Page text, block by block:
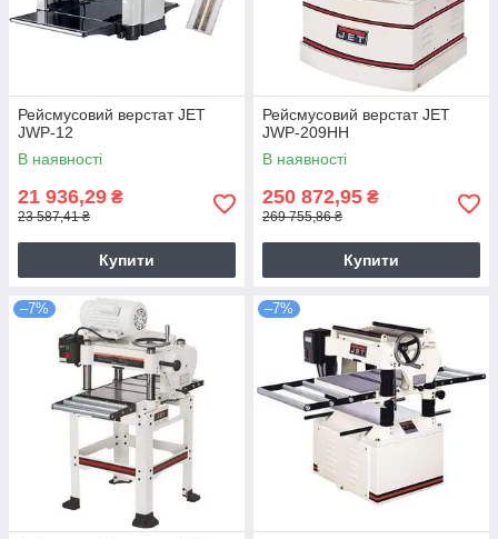
Рейсмусовий верстат JET
JWP-12
В наявності
21 936,29 ₴
23 587,41 ₴
Купити
Рейсмусовий верстат JET
JWP-209HH
В наявності
250 872,95 ₴
269 755,86 ₴
Купити
–7% –7%